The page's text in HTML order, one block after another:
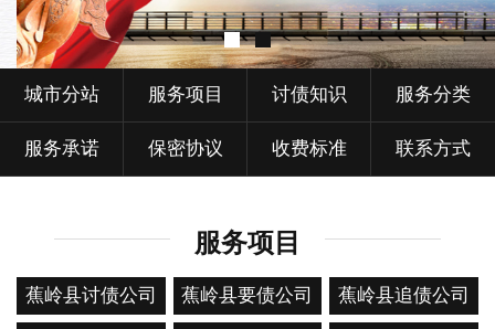
城市分站 服务项目 讨债知识 服务分类
服务承诺 保密协议 收费标准 联系方式
服务项目
蕉岭县讨债公司 蕉岭县要债公司 蕉岭县追债公司